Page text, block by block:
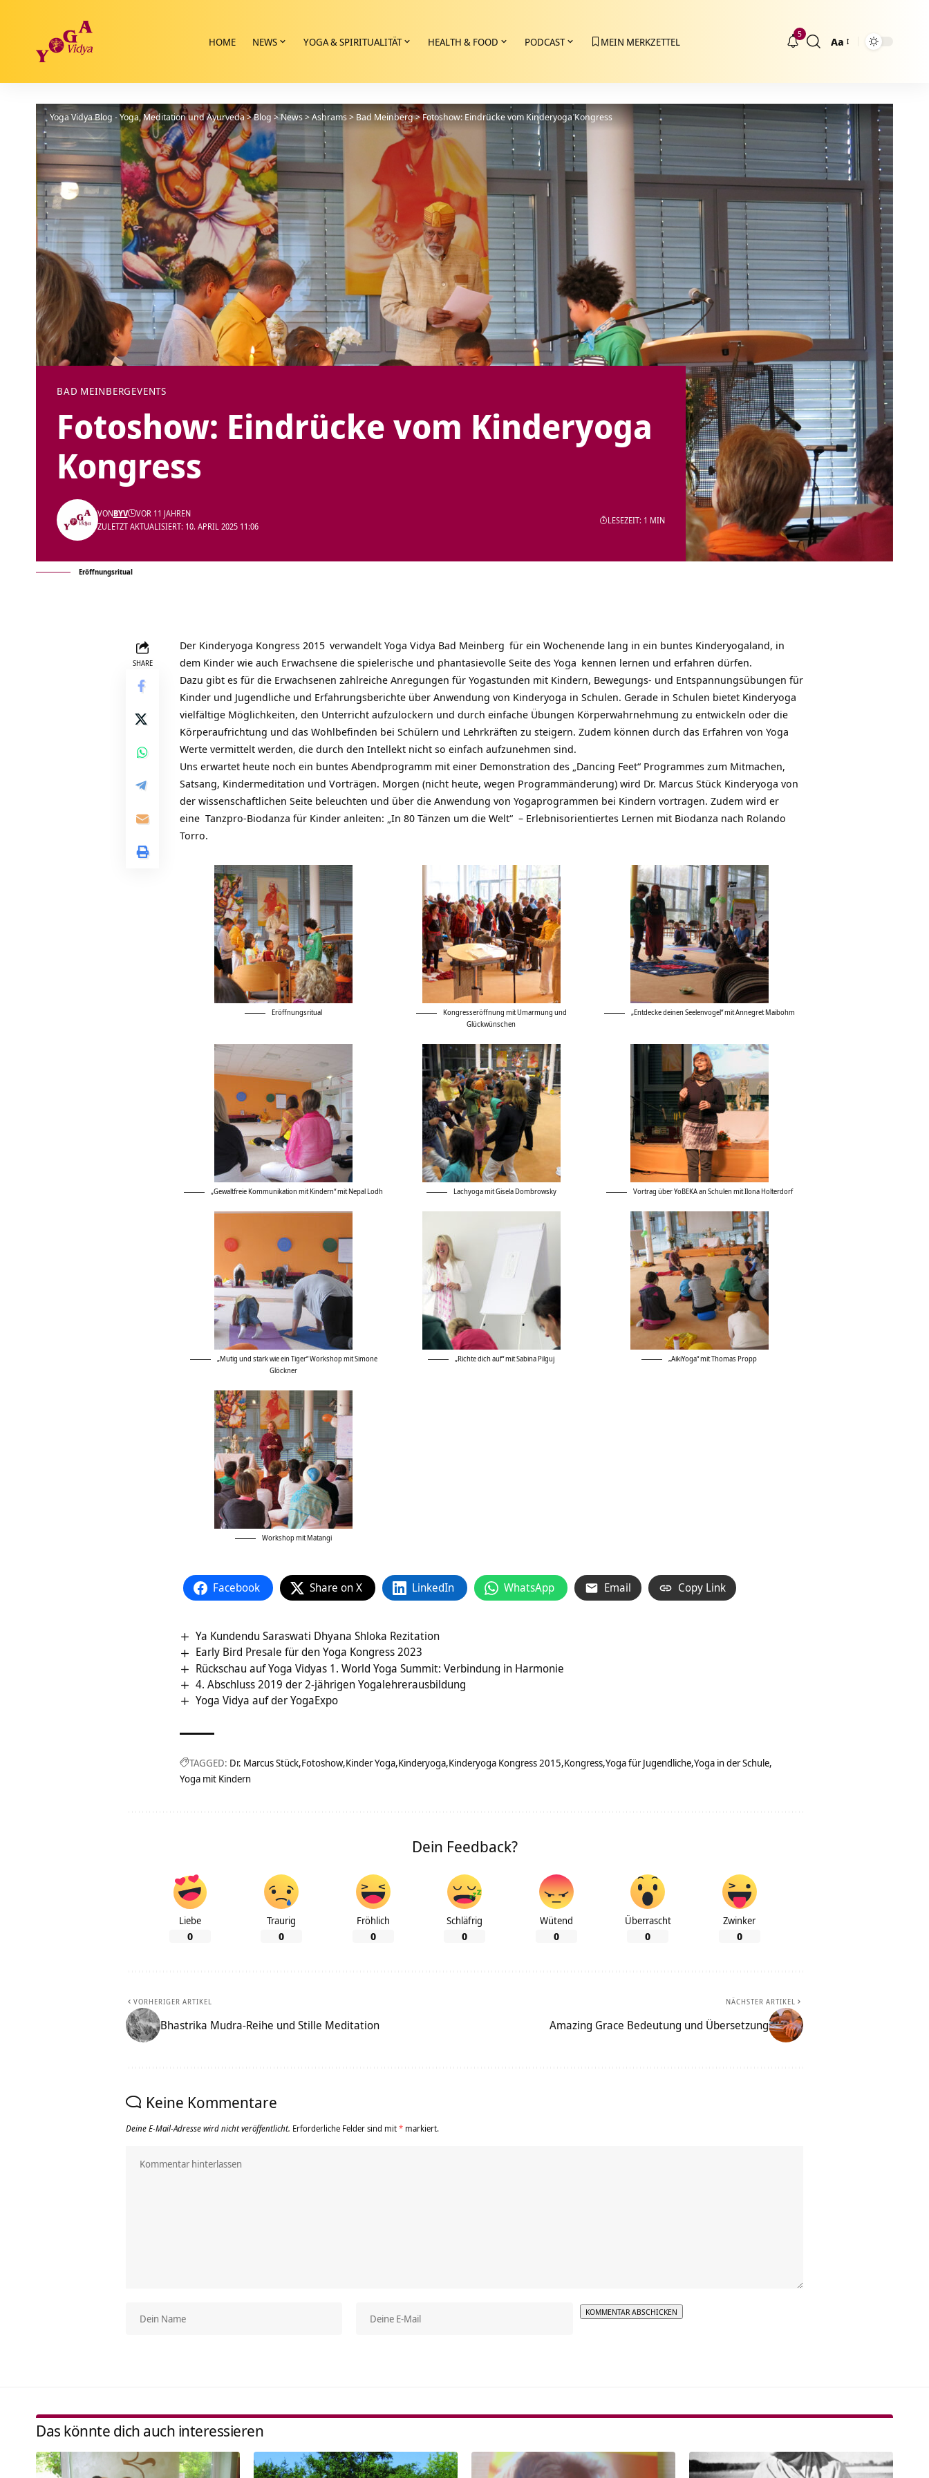
HOME NEWS YOGA & SPIRITUALITÄT HEALTH & FOOD PODCAST MEIN MERKZETTEL
5
Größenänderung
Aa
Yoga Vidya Blog - Yoga, Meditation und Ayurveda>Blog>News>Ashrams>Bad Meinberg>Fotoshow: Eindrücke vom Kinderyoga Kongress
BAD MEINBERGEVENTS
Fotoshow: Eindrücke vom Kinderyoga
Kongress
ZULETZT AKTUALISIERT: 10. APRIL 2025 11:06
VONBYV VOR 11 JAHREN
LESEZEIT: 1 MIN
Eröffnungsritual
SHARE
Der Kinderyoga Kongress 2015 verwandelt Yoga Vidya Bad Meinberg für ein Wochenende lang in ein buntes Kinderyogaland, in
dem Kinder wie auch Erwachsene die spielerische und phantasievolle Seite des Yoga kennen lernen und erfahren dürfen.
Dazu gibt es für die Erwachsenen zahlreiche Anregungen für Yogastunden mit Kindern, Bewegungs- und Entspannungsübungen für
Kinder und Jugendliche und Erfahrungsberichte über Anwendung von Kinderyoga in Schulen. Gerade in Schulen bietet Kinderyoga
vielfältige Möglichkeiten, den Unterricht aufzulockern und durch einfache Übungen Körperwahrnehmung zu entwickeln oder die
Körperaufrichtung und das Wohlbefinden bei Schülern und Lehrkräften zu steigern. Zudem können durch das Erfahren von Yoga
Werte vermittelt werden, die durch den Intellekt nicht so einfach aufzunehmen sind.
Uns erwartet heute noch ein buntes Abendprogramm mit einer Demonstration des „Dancing Feet“ Programmes zum Mitmachen,
Satsang, Kindermeditation und Vorträgen. Morgen (nicht heute, wegen Programmänderung) wird Dr. Marcus Stück Kinderyoga von
der wissenschaftlichen Seite beleuchten und über die Anwendung von Yogaprogrammen bei Kindern vortragen. Zudem wird er
eine Tanzpro-Biodanza für Kinder anleiten: „In 80 Tänzen um die Welt“ – Erlebnisorientiertes Lernen mit Biodanza nach Rolando
Torro.
Eröffnungsritual
Kongresseröffnung mit Umarmung und
Glückwünschen
„Entdecke deinen Seelenvogel“ mit Annegret Maibohm
„Gewaltfreie Kommunikation mit Kindern“ mit Nepal Lodh Lachyoga mit Gisela Dombrowsky Vortrag über YoBEKA an Schulen mit Ilona Holterdorf
„Mutig und stark wie ein Tiger“ Workshop mit Simone
Glöckner
„Richte dich auf“ mit Sabina Pilguj „AikiYoga“ mit Thomas Propp
Workshop mit Matangi
Facebook Share on X LinkedIn WhatsApp Email Copy Link
Ya Kundendu Saraswati Dhyana Shloka Rezitation
Early Bird Presale für den Yoga Kongress 2023
Rückschau auf Yoga Vidyas 1. World Yoga Summit: Verbindung in Harmonie
4. Abschluss 2019 der 2-jährigen Yogalehrerausbildung
Yoga Vidya auf der YogaExpo
TAGGED: Dr. Marcus Stück Fotoshow Kinder Yoga Kinderyoga Kinderyoga Kongress 2015 Kongress Yoga für Jugendliche Yoga in der Schule
Yoga mit Kindern
Dein Feedback?
Liebe
0
Traurig
0
Fröhlich
0
Schläfrig
0
Wütend
0
Überrascht
0
Zwinker
0
VORHERIGER ARTIKEL
Bhastrika Mudra-Reihe und Stille Meditation
NÄCHSTER ARTIKEL
Amazing Grace Bedeutung und Übersetzung
Keine Kommentare
Deine E-Mail-Adresse wird nicht veröffentlicht. Erforderliche Felder sind mit* markiert.
Das könnte dich auch interessieren